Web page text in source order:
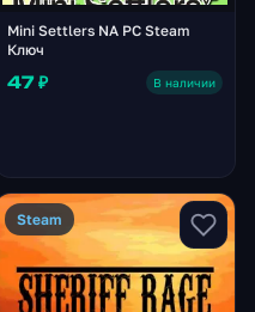
Mini Settlers NA PC Steam
Ключ
47 ₽ В наличии
Steam